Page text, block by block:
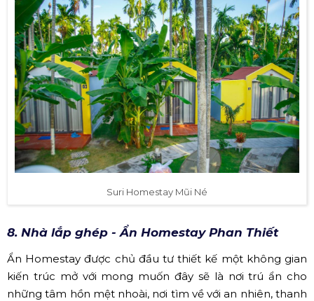
Suri Homestay Mũi Né
8. Nhà lắp ghép - Ẩn Homestay Phan Thiết
Ẩn Homestay được chủ đầu tư thiết kế một không gian
kiến trúc mở với mong muốn đây sẽ là nơi trú ẩn cho
những tâm hồn mệt nhoài, nơi tìm về với an nhiên, thanh